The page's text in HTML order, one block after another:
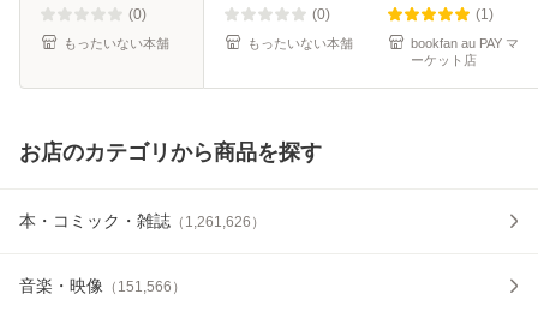
(0)
もったいない本舗
(0)
もったいない本舗
(1)
bookfan au PAY マ
ーケット店
お店のカテゴリから商品を探す
本・コミック・雑誌 （ 1,261,626 ）
音楽・映像 （ 151,566 ）